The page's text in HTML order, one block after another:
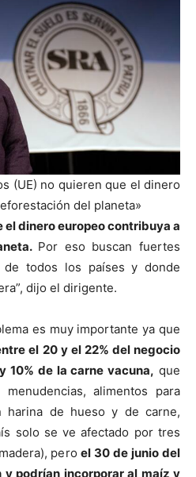
(UE) no quieren que el dinero
del planeta»
el dinero europeo contribuya a
Por eso buscan fuertes
de todos los países y donde
dijo el dirigente.
es muy importante ya que
el 20 y el 22% del negocio
10% de la carne vacuna, que
alimentos para
harina de hueso y de carne,
solo se ve afectado por tres
peroel 30 de junio del
podrían incorporar al maíz y